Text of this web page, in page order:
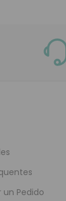
un Pedido